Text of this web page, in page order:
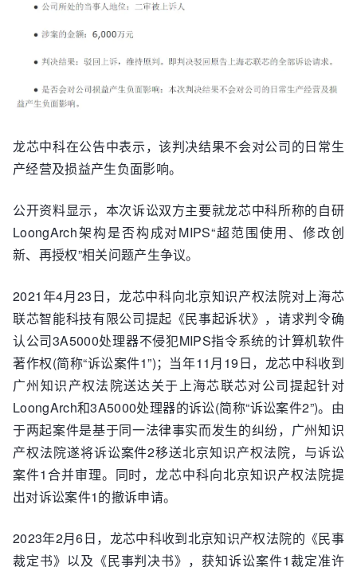
龙芯中科在公告中表示，该判决结果不会对公司的日常生
产经营及损益产生负面影响。
公开资料显示，本次诉讼双方主要就龙芯中科所称的自研
LoongArch架构是否构成对MIPS“超范围使用、修改创
新、再授权”相关问题产生争议。
2021年4月23日，龙芯中科向北京知识产权法院对上海芯
联芯智能科技有限公司提起《民事起诉状》，请求判令确
认公司3A5000处理器不侵犯MIPS指令系统的计算机软件
著作权(简称“诉讼案件1”)；当年11月19日，龙芯中科收到
广州知识产权法院送达关于上海芯联芯对公司提起针对
LoongArch和3A5000处理器的诉讼(简称“诉讼案件2”)。由
于两起案件是基于同一法律事实而发生的纠纷，广州知识
产权法院遂将诉讼案件2移送北京知识产权法院，与诉讼
案件1合并审理。同时，龙芯中科向北京知识产权法院提
出对诉讼案件1的撤诉申请。
2023年2月6日，龙芯中科收到北京知识产权法院的《民事
裁定书》以及《民事判决书》，获知诉讼案件1裁定准许